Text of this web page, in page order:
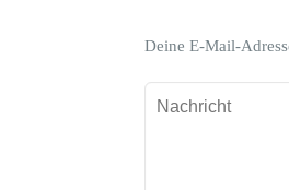
Deine E-Mail-